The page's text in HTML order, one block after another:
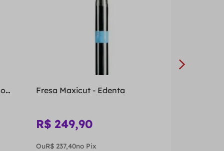
Fresa Maxicut - Edenta
R$ 249,90
OuR$ 237,40no Pix